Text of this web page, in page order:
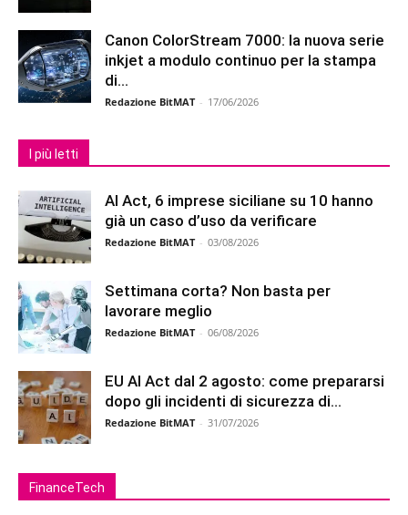
Canon ColorStream 7000: la nuova serie
inkjet a modulo continuo per la stampa
di...
Redazione BitMAT - 17/06/2026
I più letti
AI Act, 6 imprese siciliane su 10 hanno
già un caso d’uso da verificare
Redazione BitMAT - 03/08/2026
Settimana corta? Non basta per
lavorare meglio
Redazione BitMAT - 06/08/2026
EU AI Act dal 2 agosto: come prepararsi
dopo gli incidenti di sicurezza di...
Redazione BitMAT - 31/07/2026
FinanceTech